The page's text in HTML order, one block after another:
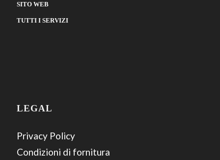
SITO WEB
TUTTI I SERVIZI
LEGAL
Privacy Policy
Condizioni di fornitura